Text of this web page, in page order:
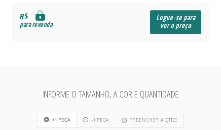
R$
para revenda
Logue-se para
ver o preço
INFORME O TAMANHO, A COR E QUANTIDADE
+1 PEÇA -1 PEÇA PREENCHER A QTDE